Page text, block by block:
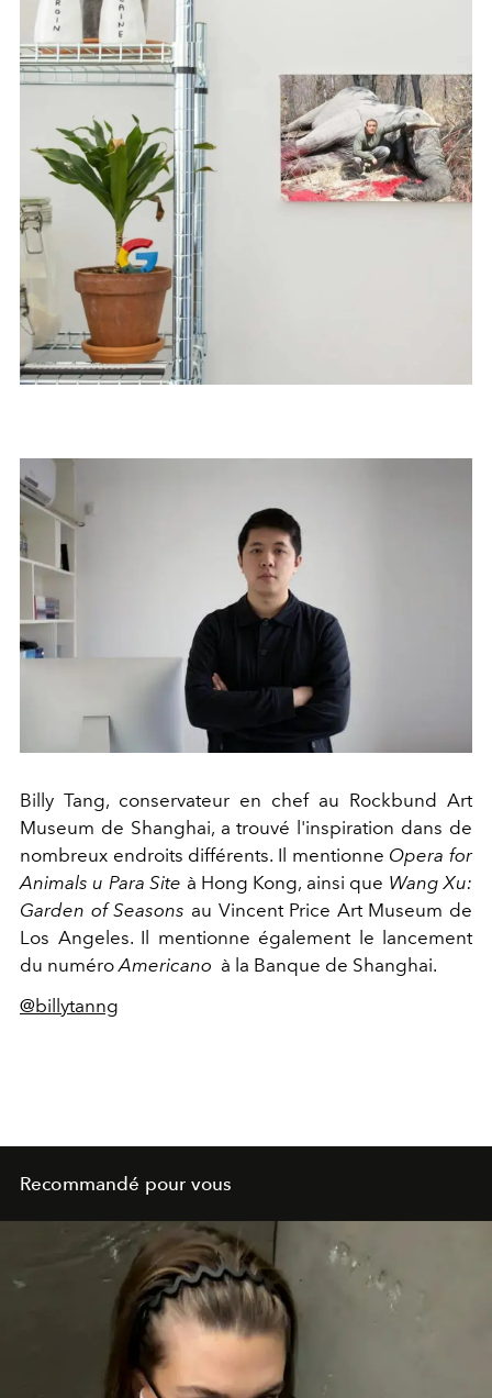
Billy Tang, conservateur en chef au Rockbund Art
Museum de Shanghai, a trouvé l'inspiration dans de
nombreux endroits différents. Il mentionne Opera for
Animals u Para Site à Hong Kong, ainsi que Wang Xu:
Garden of Seasons au Vincent Price Art Museum de
Los Angeles. Il mentionne également le lancement
du numéro Americano à la Banque de Shanghai.
@billytanng
Recommandé pour vous